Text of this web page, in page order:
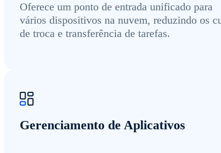
Oferece um ponto de entrada unificado para
vários dispositivos na nuvem, reduzindo os
de troca e transferência de tarefas.
Gerenciamento de Aplicativos